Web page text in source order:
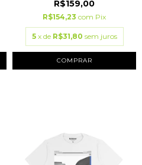
R$159,00
R$154,23 com Pix
5 x de R$31,80 sem juros
COMPRAR